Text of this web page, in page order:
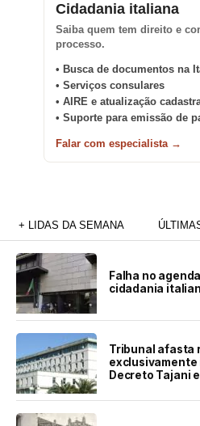
Cidadania italiana
Saiba quem tem direito e
processo.
• Busca de documentos na
• Serviços consulares
• AIRE e atualização
• Suporte para emissão de
Falar com especialista →
+ LIDAS DA SEMANA
Falha no
cidadania
Tribunal afasta
exclusivamente
Decreto Tajani